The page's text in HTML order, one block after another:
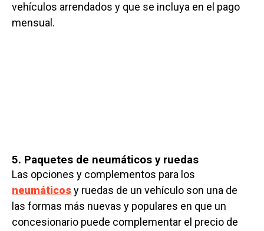
vehículos arrendados y que se incluya en el pago
mensual.
5. Paquetes de neumáticos y ruedas
Las opciones y complementos para los
neumáticosy ruedas de un vehículo son una de
las formas más nuevas y populares en que un
concesionario puede complementar el precio de